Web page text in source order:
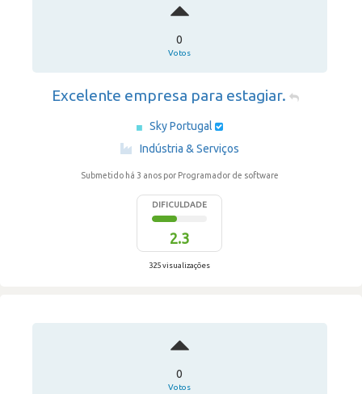
0
Votos
Excelente empresa para estagiar.
Sky Portugal
Indústria & Serviços
Submetido há 3 anos por Programador de software
DIFICULDADE
2.3
325 visualizações
0
Votos